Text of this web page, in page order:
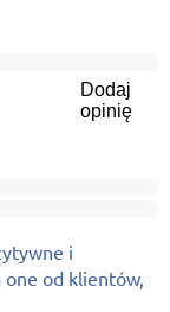
Dodaj
opinię
i
od klientów,